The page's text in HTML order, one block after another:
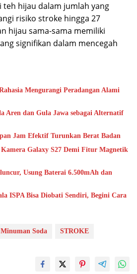
teh hijau dalam jumlah yang
risiko stroke hingga 27
hijau sama-sama memiliki
signifikan dalam mencegah
Mengurangi Peradangan Alami
Aren dan Gula Jawa sebagai Alternatif
Jam Efektif Turunkan Berat Badan
Kamera Galaxy S27 Demi Fitur Magnetik
Usung Baterai 6.500mAh dan
ISPA Bisa Diobati Sendiri, Begini Cara
Minuman Soda STROKE